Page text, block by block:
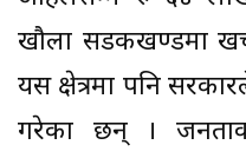
खौला सडकखण्डमा
यस क्षेत्रमा पनि
गरेका छन् ।